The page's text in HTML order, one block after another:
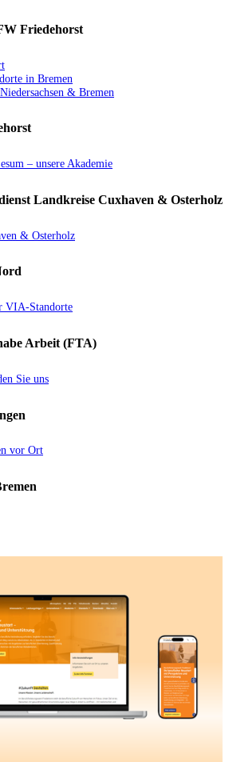
Friedehorst
in Bremen
& Bremen
– unsere Akademie
Landkreise Cuxhaven & Osterholz
& Osterholz
VIA-Standorte
Arbeit (FTA)
Sie uns
vor Ort